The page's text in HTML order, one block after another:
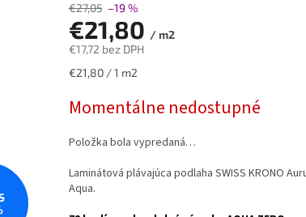
€27,05 –19 %
€21,80 / m2
€17,72 bez DPH
Jednotková
€21,80 / 1 m2
Momentálne nedostupné
Položka bola vypredaná…
Laminátová plávajúca podlaha SWISS KRONO
Aqua.